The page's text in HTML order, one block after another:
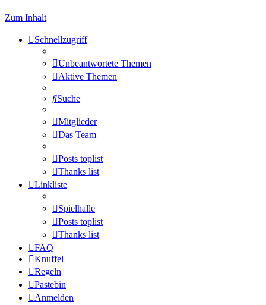
Zum Inhalt
Schnellzugriff
Unbeantwortete Themen
Aktive Themen
Suche
Mitglieder
Das Team
Posts toplist
Thanks list
Linkliste
Spielhalle
Posts toplist
Thanks list
FAQ
Knuffel
Regeln
Pastebin
Anmelden